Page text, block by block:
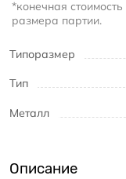
Типоразмер
Тип
Металл
*конечная
размера партии.
Описание